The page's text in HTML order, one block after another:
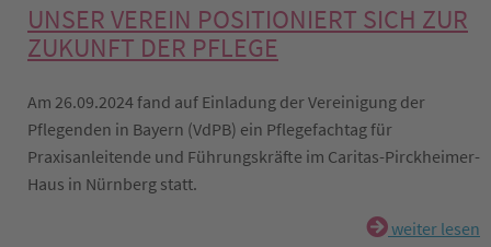
UNSER VEREIN POSITIONIERT SICH ZUR
ZUKUNFT DER PFLEGE
Am 26.09.2024 fand auf Einladung der Vereinigung der
Pflegenden in Bayern (VdPB) ein Pflegefachtag für
Praxisanleitende und Führungskräfte im Caritas-Pirckheimer-
Haus in Nürnberg statt.
weiter lesen